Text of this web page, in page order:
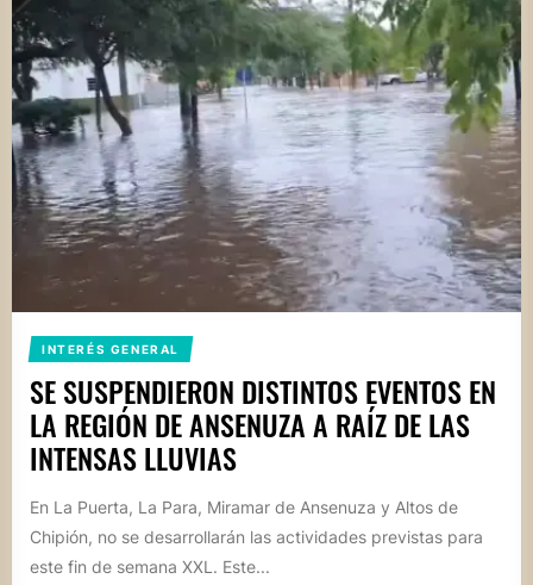
INTERÉS GENERAL
SE SUSPENDIERON DISTINTOS EVENTOS EN
LA REGIÓN DE ANSENUZA A RAÍZ DE LAS
INTENSAS LLUVIAS
En La Puerta, La Para, Miramar de Ansenuza y Altos de
Chipión, no se desarrollarán las actividades previstas para
este fin de semana XXL. Este...